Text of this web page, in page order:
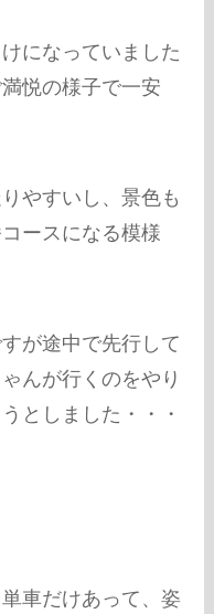
になっていました
悦の様子で一安
やすいし、景色も
ースになる模様
が途中で先行して
んが行くのをやり
としました・・・
車だけあって、姿